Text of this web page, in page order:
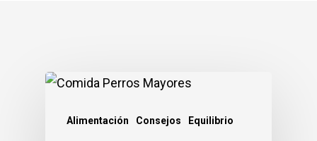
Alimentación Consejos Equilibrio